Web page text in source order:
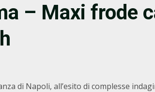
– Maxi frode
di Napoli, all’esito di complesse